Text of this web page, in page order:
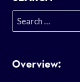
Search
for:
Overview: